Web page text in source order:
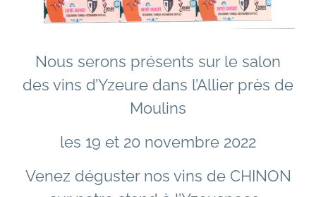
Nous serons présents sur le salon
des vins d’Yzeure dans l’Allier près de
Moulins
les 19 et 20 novembre 2022
Venez déguster nos vins de CHINON